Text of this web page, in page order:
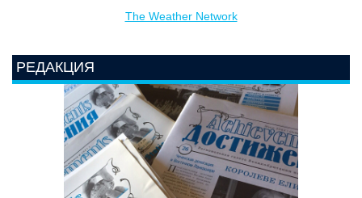
The Weather Network
РЕДАКЦИЯ